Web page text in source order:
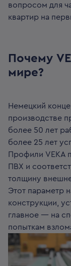
вопросом для
квартир на
Почему
мире?
Немецкий
производстве
более 50 лет
более 25 лет
Профили VEKA
ПВХ и
толщину
Этот параметр
конструкции,
главное — на
попыткам